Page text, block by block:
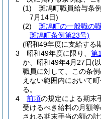
(1)
斑鳩町職員給与条例
7月14日)
(2)
斑鳩町の一般職の
斑鳩町条例第23号)
(昭和49年度に支給する
3
昭和49年度に限り、 第
か、昭和49年4月27日(
職員に対して、この条
えない範囲内において
る。
4
前項の規定による期末
受けるべき給料の月額
される期末手当の額の